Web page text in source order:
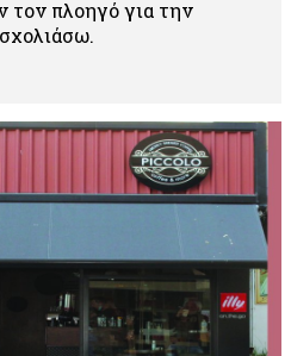
τον πλοηγό για την